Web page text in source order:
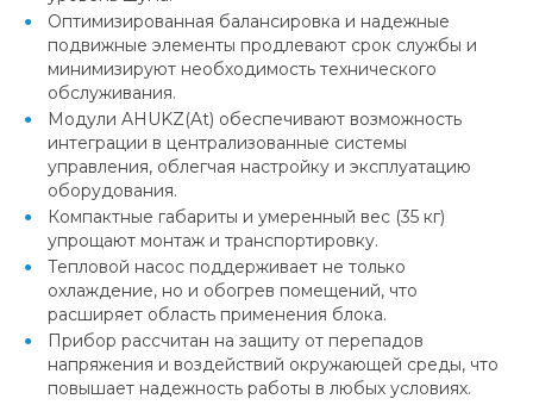
Оптимизированная балансировка и надежные
подвижные элементы продлевают срок службы и
минимизируют необходимость технического
обслуживания.
Модули AHUKZ(At) обеспечивают возможность
интеграции в централизованные системы
управления, облегчая настройку и эксплуатацию
оборудования.
Компактные габариты и умеренный вес (35 кг)
упрощают монтаж и транспортировку.
Тепловой насос поддерживает не только
охлаждение, но и обогрев помещений, что
расширяет область применения блока.
Прибор рассчитан на защиту от перепадов
напряжения и воздействий окружающей среды, что
повышает надежность работы в любых условиях.